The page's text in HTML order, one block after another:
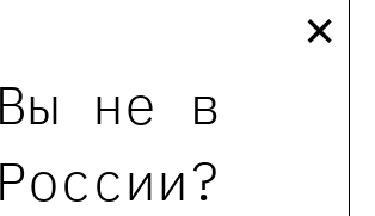
Вы не в
России?
×
Ваше внимание, что отзывы могут
зарегистрированные пользователи